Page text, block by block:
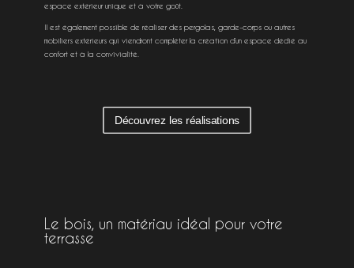
espace extérieur unique et à votre goût.
Il est également possible de réaliser des pergolas, garde-corps ou autres
mobiliers extérieurs qui viendront compléter la création d’un espace dédié au
confort et à la convivialité.
Découvrez les réalisations
Le bois, un matériau idéal pour votre
terrasse